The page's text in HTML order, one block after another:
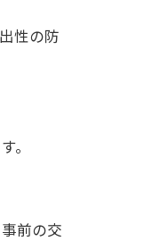
性の防
。
前の交